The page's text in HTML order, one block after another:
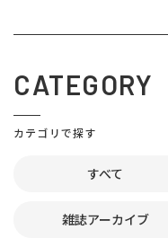
CATEGORY
カテゴリで探す
すべて
雑誌アーカイブ